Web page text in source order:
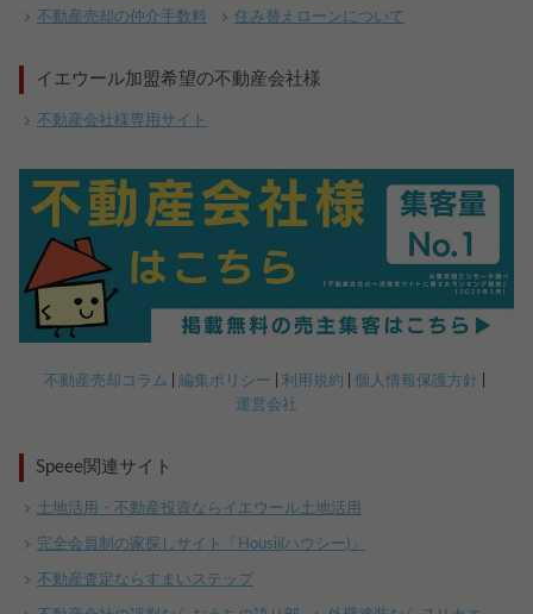
不動産売却の仲介手数料 住み替えローンについて
イエウール加盟希望の不動産会社様
不動産会社様専用サイト
不動産売却コラム 編集ポリシー 利用規約
個人情報保護方針
運営会社
Speee関連サイト
土地活用・不動産投資ならイエウール土地活用
完全会員制の家探しサイト「Housii(ハウシー)」
不動産査定ならすまいステップ